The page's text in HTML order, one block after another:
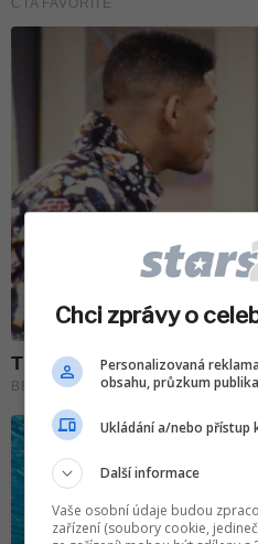
Chci zprávy o
Personalizovaná
obsahu, průzkum
Ukládání a/nebo
Další informace
Vaše osobní údaje budou
zařízení (soubory cookie,